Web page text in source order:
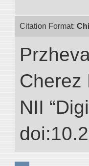
Citation Format:
Cherez
NII